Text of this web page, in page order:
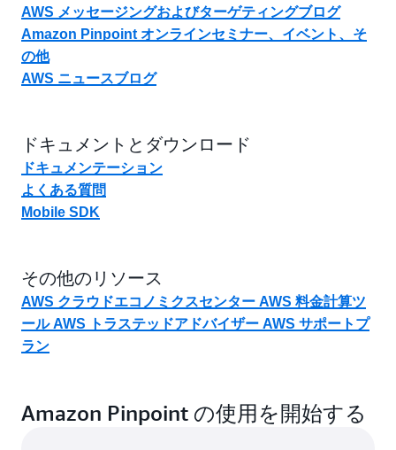
AWS メッセージングおよびターゲティングブログ
Amazon Pinpoint オンラインセミナー、イベント、そ
の他
AWS ニュースブログ
ドキュメントとダウンロード
ドキュメンテーション
よくある質問
Mobile SDK
その他のリソース
AWS クラウドエコノミクスセンター AWS 料金計算ツ
ールAWS トラステッドアドバイザー AWS サポートプ
ラン
Amazon Pinpoint の使用を開始する